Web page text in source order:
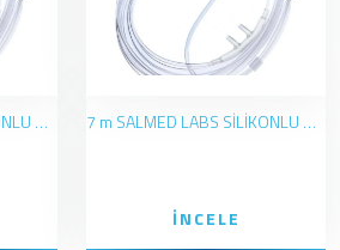
5 m SALMED LABS SİLİKONLU OKSİJEN BURUN KANÜLÜ 7 m SALMED LABS SİLİKONLU OKSİJEN BURUN KANÜLÜ
İNCELE